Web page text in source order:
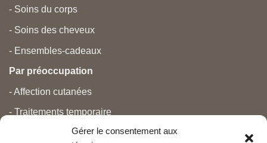
Gérer le consentement aux
- Soins du corps
- Soins des cheveux
- Ensembles-cadeaux
Par préoccupation
- Affection cutanées
- Traitements temporaire